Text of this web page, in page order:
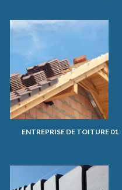
ENTREPRISE DE TOITURE 01